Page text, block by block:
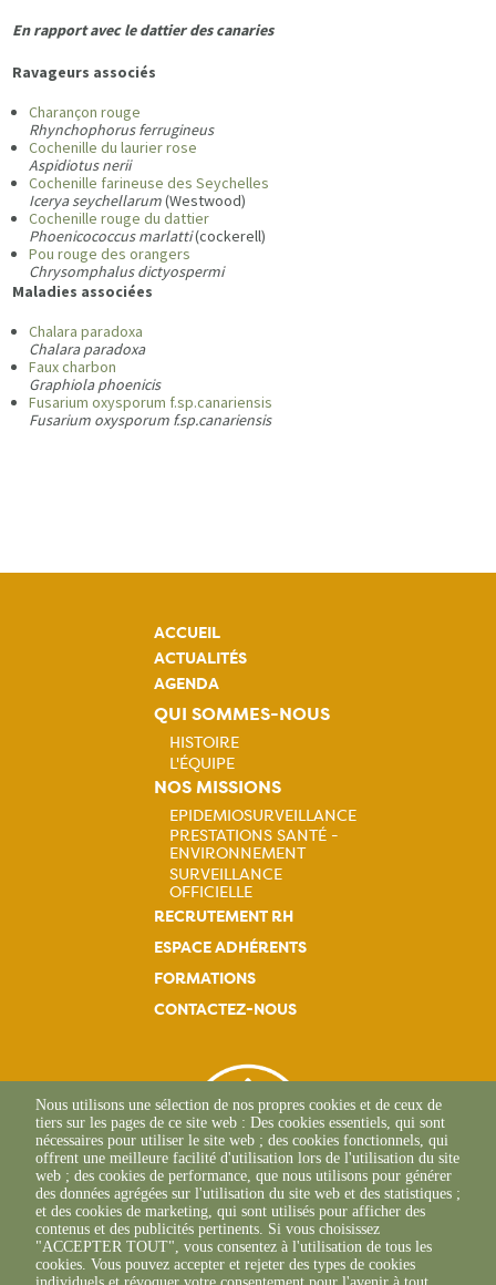
En rapport avec le dattier des canaries
Ravageurs associés
Charançon rouge
Rhynchophorus ferrugineus
Cochenille du laurier rose
Aspidiotus nerii
Cochenille farineuse des Seychelles
Icerya seychellarum(Westwood)
Cochenille rouge du dattier
Phoenicococcus marlatti(cockerell)
Pou rouge des orangers
Chrysomphalus dictyospermi
Maladies associées
Chalara paradoxa
Chalara paradoxa
Faux charbon
Graphiola phoenicis
Fusarium oxysporum f.sp.canariensis
Fusarium oxysporum f.sp.canariensis
Nous utilisons une sélection de nos propres cookies et de ceux de
tiers sur les pages de ce site web : Des cookies essentiels, qui sont
nécessaires pour utiliser le site web ; des cookies fonctionnels, qui
offrent une meilleure facilité d'utilisation lors de l'utilisation du site
web ; des cookies de performance, que nous utilisons pour générer
des données agrégées sur l'utilisation du site web et des statistiques ;
et des cookies de marketing, qui sont utilisés pour afficher des
contenus et des publicités pertinents. Si vous choisissez
"ACCEPTER TOUT", vous consentez à l'utilisation de tous les
cookies. Vous pouvez accepter et rejeter des types de cookies
ACCUEIL
ACTUALITÉS
AGENDA
QUI SOMMES-NOUS
Navigation
principale
HISTOIRE
L'ÉQUIPE
NOS MISSIONS
Navigation
principale
EPIDEMIOSURVEILLANCE
PRESTATIONS SANTÉ -
ENVIRONNEMENT
SURVEILLANCE
OFFICIELLE
RECRUTEMENT RH
ESPACE ADHÉRENTS
FORMATIONS
CONTACTEZ-NOUS
L'Osteria
20117 CAURO